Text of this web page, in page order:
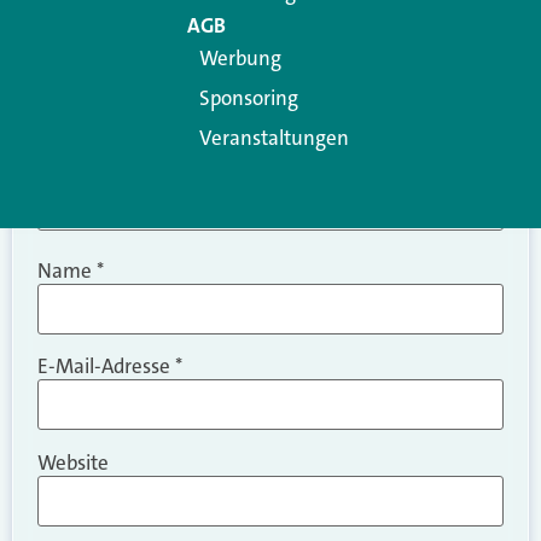
Name *
E-Mail-Adresse *
Website
AGB
Werbung
Sponsoring
Veranstaltungen